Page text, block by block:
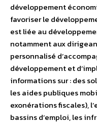
développement
favoriser le
est liée au
notamment aux
personnalisé
développement et
informations sur : des
les aides publiques
exonérations fiscales),
bassins d’emploi, les